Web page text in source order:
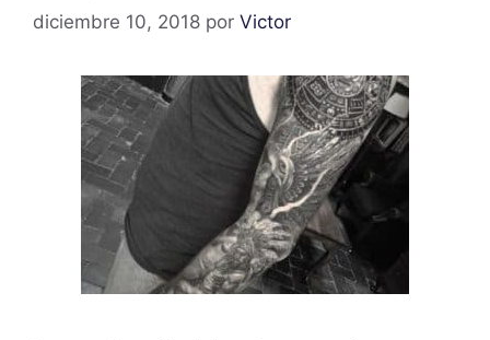
diciembre 10, 2018 por Victor